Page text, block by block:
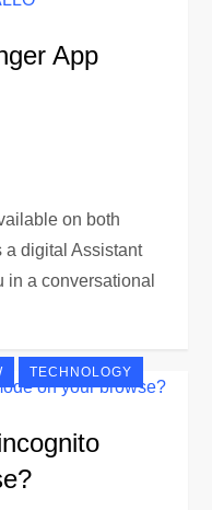
App
on both
a digital Assistant
in a conversational
TECHNOLOGY